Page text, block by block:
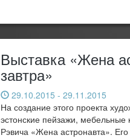
Выставка «Жена
завтра»
29.10.2015 - 29.11.2015
На создание этого проекта
эстонские пейзажи,
Рэвича «Жена астронавта».